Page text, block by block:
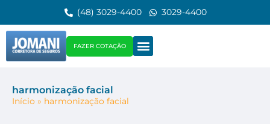
(48) 3029-4400 3029-4400
FAZER COTAÇÃO
harmonização facial
Início » harmonização facial